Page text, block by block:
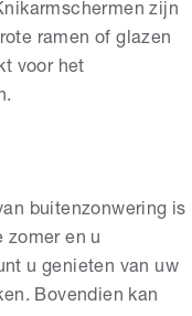
zijn
ramen of glazen
voor het
buitenzonwering is
zomer en u
u genieten van uw
Bovendien kan